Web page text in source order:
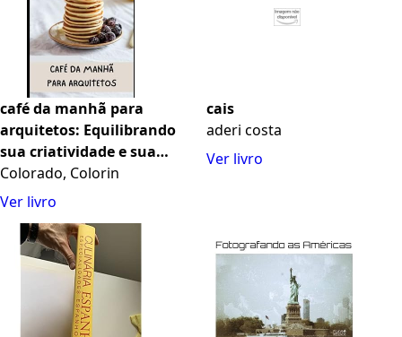
café da manhã para
arquitetos: Equilibrando
sua criatividade e sua
saúde
Colorado, Colorin
Ver livro
cais
aderi costa
Ver livro